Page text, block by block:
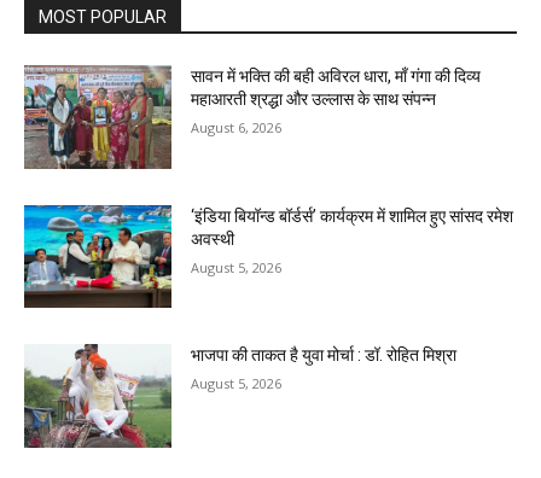
MOST POPULAR
सावन में भक्ति की बही अविरल धारा, माँ गंगा की दिव्य
महाआरती श्रद्धा और उल्लास के साथ संपन्न
August 6, 2026
‘इंडिया बियॉन्ड बॉर्डर्स’ कार्यक्रम में शामिल हुए सांसद रमेश
अवस्थी
August 5, 2026
भाजपा की ताकत है युवा मोर्चा : डॉ. रोहित मिश्रा
August 5, 2026